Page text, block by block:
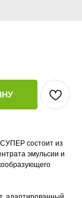
состоит из
эмульсии и